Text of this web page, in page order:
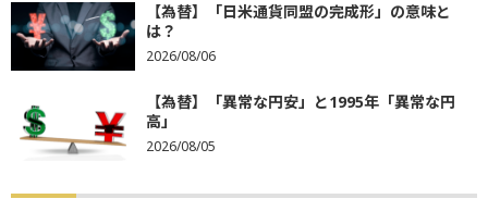
【為替】「日米通貨同盟の完成形」の意味と
は？
2026/08/06
【為替】「異常な円安」と1995年「異常な円
高」
2026/08/05